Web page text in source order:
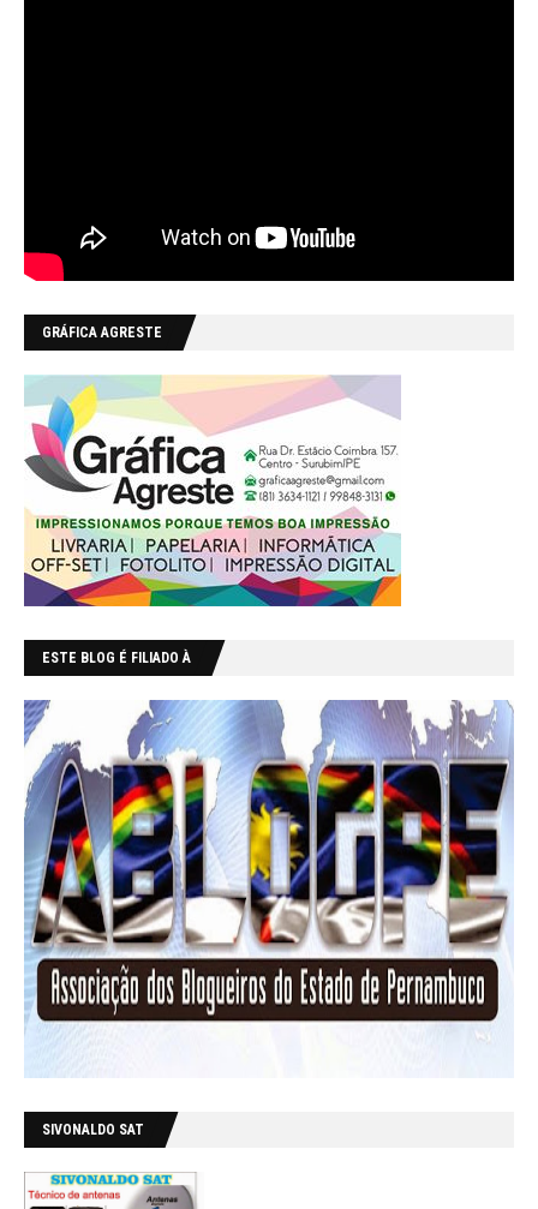
GRÁFICA AGRESTE
ESTE BLOG É FILIADO À
SIVONALDO SAT